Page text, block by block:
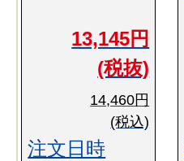
13,145円
(税抜)
14,460円
(税込)
注文日時